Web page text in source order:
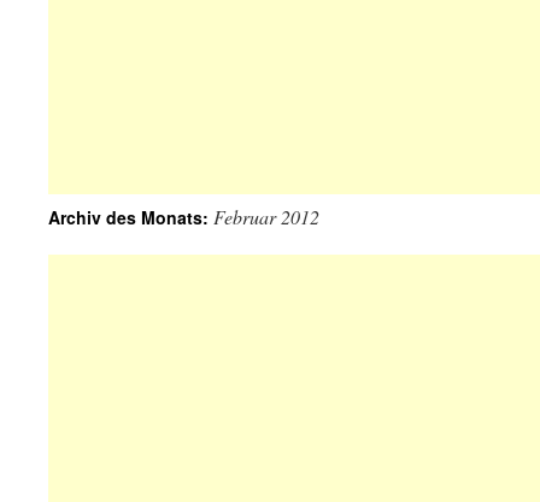
Archiv des Monats: Februar 2012